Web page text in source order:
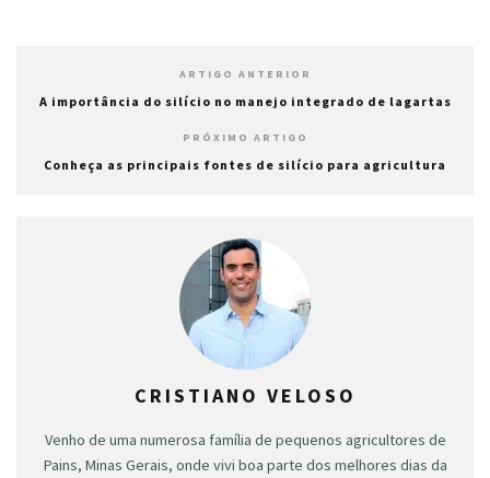
ARTIGO ANTERIOR
A importância do silício no manejo integrado de lagartas
PRÓXIMO ARTIGO
Conheça as principais fontes de silício para agricultura
CRISTIANO VELOSO
Venho de uma numerosa família de pequenos agricultores de
Pains, Minas Gerais, onde vivi boa parte dos melhores dias da